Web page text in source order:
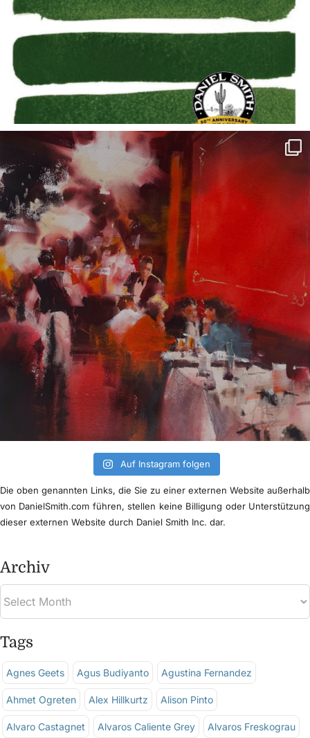
Auf Instagram folgen
Die oben genannten Links, die Sie zu einer externen Website außerhalb
von DanielSmith.com führen, stellen keine Billigung oder Unterstützung
dieser externen Website durch Daniel Smith Inc. dar.
Archiv
Tags
Agnes Geets Agus Budiyanto Agustina Fernandez
Ahmet Ogreten Alex Hillkurtz Alison Pinto
Alvaro Castagnet Alvaros Caliente Grey Alvaros Freskograu